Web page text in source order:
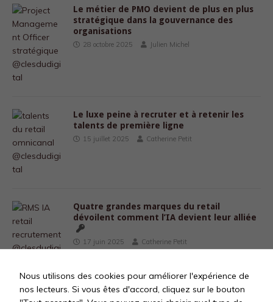
Le métier de PMO devient de plus en plus
stratégique dans la gouvernance des
organisations
28 octobre 2025 Julien Michel
Le luxe peine à recruter et à retenir les
talents de première ligne
15 juillet 2025 Catherine Petit
Quatre grandes marques du retail
dévoilent comment l’IA devient leur alliée
17 juin 2025 Catherine Petit
Nous utilisons des cookies pour améliorer l'expérience de
nos lecteurs. Si vous êtes d'accord, cliquez sur le bouton